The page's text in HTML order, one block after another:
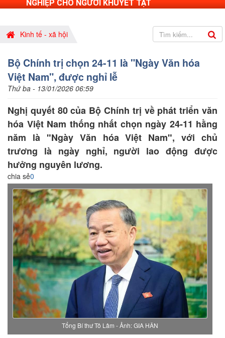
NGHIỆP CHO NGƯỜI KHUYẾT TẬT
Kinh tế - xã hội
Bộ Chính trị chọn 24-11 là "Ngày Văn hóa
Việt Nam", được nghỉ lễ
Thứ ba - 13/01/2026 06:59
Nghị quyết 80 của Bộ Chính trị về phát triển văn
hóa Việt Nam thống nhất chọn ngày 24-11 hằng
năm là "Ngày Văn hóa Việt Nam", với chủ
trương là ngày nghỉ, người lao động được
hưởng nguyên lương.
chia sẻ0
Tổng Bí thư Tô Lâm - Ảnh: GIA HÂN